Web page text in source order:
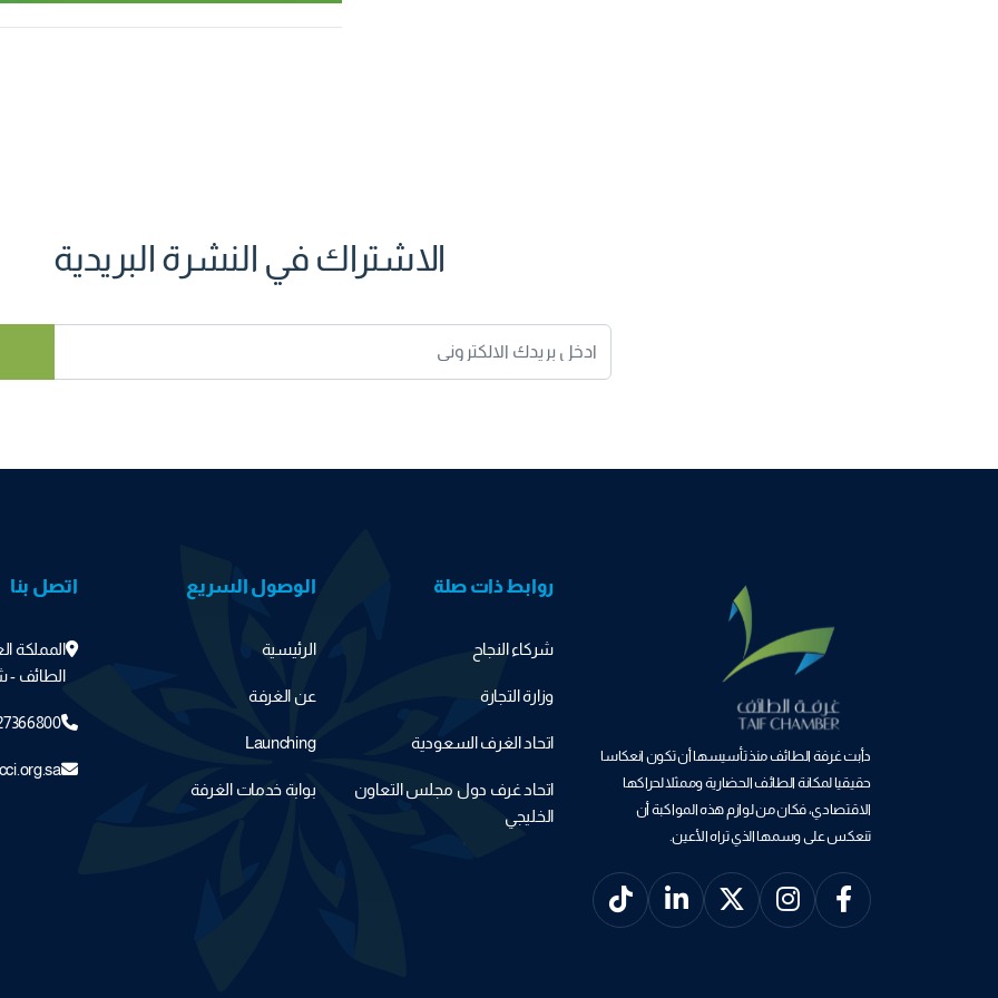
الاشتراك في النشرة البريدية
دأبت غرفة الطائف منذ تأسيسها أن تكون انعكاسا
حقيقيا لمكانة الطائف الحضارية وممثلا لحراكها
الاقتصادي، فكان من لوازم هذه المواكبة أن
تنعكس على وسمها الذي تراه الأعين.
روابط ذات صلة
شركاء النجاح
وزارة التجارة
اتحاد الغرف السعودية
اتحاد غرف دول مجلس التعاون
الخليجي
الوصول السريع
الرئيسية
عن الغرفة
Launching
بوابة خدمات الغرفة
اتصل بنا
المملكة
الطائف -